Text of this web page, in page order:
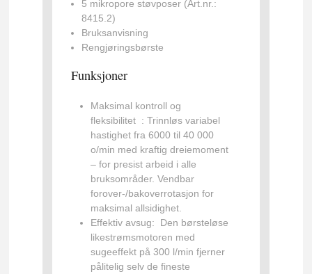
5 mikropore støvposer (Art.nr.:
8415.2)
Bruksanvisning
Rengjøringsbørste
Funksjoner
Maksimal kontroll og
fleksibilitet : Trinnløs variabel
hastighet fra 6000 til 40 000
o/min med kraftig dreiemoment
– ​​for presist arbeid i alle
bruksområder. Vendbar
forover-/bakoverrotasjon for
maksimal allsidighet.
Effektiv avsug: Den børsteløse
likestrømsmotoren med
sugeeffekt på 300 l/min fjerner
pålitelig selv de fineste